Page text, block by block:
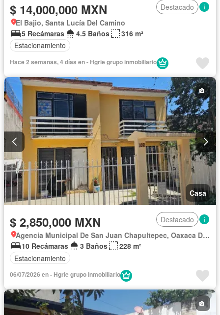
$ 14,000,000 MXN
Destacado
El Bajio, Santa Lucía Del Camino
5 Recámaras
4.5 Baños
316 m²
Estacionamiento
Hace 2 semanas, 4 días en - Hgrie grupo inmobiliario
Casa
$ 2,850,000 MXN
Destacado
Agencia Municipal De San Juan Chapultepec, Oaxaca De Juárez
10 Recámaras
3 Baños
228 m²
Estacionamiento
06/07/2026 en - Hgrie grupo inmobiliario